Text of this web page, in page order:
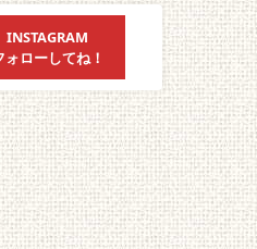
INSTAGRAM
ォローしてね！